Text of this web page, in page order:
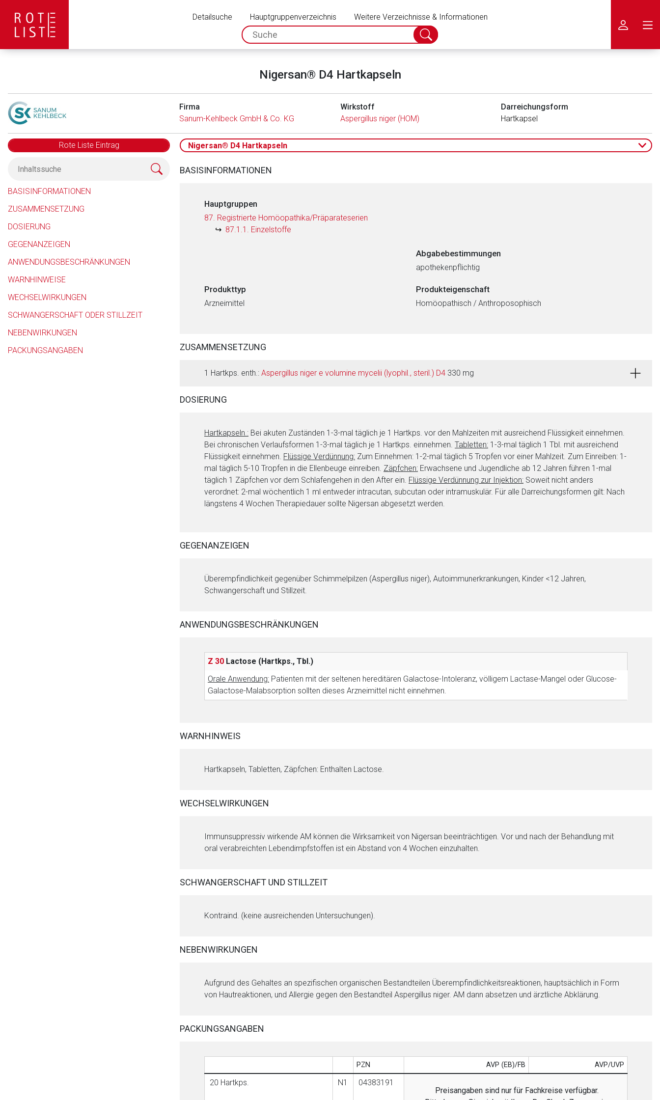
Detailsuche Hauptgruppenverzeichnis
Weitere Verzeichnisse & Informationen
spc.search.input.placeholder
Suche
abschicken
Nigersan® D4 Hartkapseln
Firma
Sanum-Kehlbeck GmbH & Co. KG
Wirkstoff
Aspergillus niger (HOM)
Darreichungsform
Hartkapsel
Rote Liste Eintrag Nigersan® D4 Hartkapseln
BASISINFORMATIONEN
ZUSAMMENSETZUNG
DOSIERUNG
GEGENANZEIGEN
ANWENDUNGSBESCHRÄNKUNGEN
WARNHINWEISE
WECHSELWIRKUNGEN
SCHWANGERSCHAFT ODER STILLZEIT
NEBENWIRKUNGEN
PACKUNGSANGABEN
BASISINFORMATIONEN
Hauptgruppen
87. Registrierte Homöopathika/Präparateserien
87.1.1. Einzelstoffe
Abgabebestimmungen
apothekenpflichtig
Produkttyp
Arzneimittel
Produkteigenschaft
Homöopathisch / Anthroposophisch
ZUSAMMENSETZUNG
1 Hartkps. enth.: Aspergillus niger e volumine mycelii (lyophil., steril.) D4 330 mg
DOSIERUNG
Hartkapseln.: Bei akuten Zuständen 1-3-mal täglich je 1 Hartkps. vor den Mahlzeiten mit ausreichend Flüssigkeit einnehmen.
Bei chronischen Verlaufsformen 1-3-mal täglich je 1 Hartkps. einnehmen. Tabletten: 1-3-mal täglich 1 Tbl. mit ausreichend
Flüssigkeit einnehmen. Flüssige Verdünnung: Zum Einnehmen: 1-2-mal täglich 5 Tropfen vor einer Mahlzeit. Zum Einreiben: 1-
mal täglich 5-10 Tropfen in die Ellenbeuge einreiben. Zäpfchen: Erwachsene und Jugendliche ab 12 Jahren führen 1-mal
täglich 1 Zäpfchen vor dem Schlafengehen in den After ein. Flüssige Verdünnung zur Injektion: Soweit nicht anders
verordnet: 2-mal wöchentlich 1 ml entweder intracutan, subcutan oder intramuskulär. Für alle Darreichungsformen gilt: Nach
längstens 4 Wochen Therapiedauer sollte Nigersan abgesetzt werden.
GEGENANZEIGEN
Überempfindlichkeit gegenüber Schimmelpilzen (Aspergillus niger), Autoimmunerkrankungen, Kinder <12 Jahren,
Schwangerschaft und Stillzeit.
ANWENDUNGSBESCHRÄNKUNGEN
Z 30 Lactose (Hartkps., Tbl.)
Orale Anwendung: Patienten mit der seltenen hereditären Galactose-Intoleranz, völligem Lactase-Mangel oder Glucose-
Galactose-Malabsorption sollten dieses Arzneimittel nicht einnehmen.
WARNHINWEIS
Hartkapseln, Tabletten, Zäpfchen: Enthalten Lactose.
WECHSELWIRKUNGEN
Immunsuppressiv wirkende AM können die Wirksamkeit von Nigersan beeinträchtigen. Vor und nach der Behandlung mit
oral verabreichten Lebendimpfstoffen ist ein Abstand von 4 Wochen einzuhalten.
SCHWANGERSCHAFT UND STILLZEIT
Kontraind. (keine ausreichenden Untersuchungen).
NEBENWIRKUNGEN
Aufgrund des Gehaltes an spezifischen organischen Bestandteilen Überempfindlichkeitsreaktionen, hauptsächlich in Form
von Hautreaktionen, und Allergie gegen den Bestandteil Aspergillus niger. AM dann absetzen und ärztliche Abklärung.
PACKUNGSANGABEN
PZN AVP (EB)/FB AVP/UVP
20 Hartkps. N1
04383191
Preisangaben sind nur für Fachkreise verfügbar.
Aufruf einer externen Seite
Betreiber verantwortlich. Ebenso gelten dort ggf. andere Datenschutzbestimmungen.
Zurück zur rote-liste.de Zur Seite